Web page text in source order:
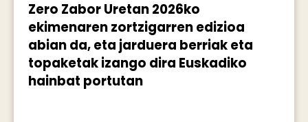
Zero Zabor Uretan 2026ko
ekimenaren zortzigarren edizioa
abian da, eta jarduera berriak eta
topaketak izango dira Euskadiko
hainbat portutan